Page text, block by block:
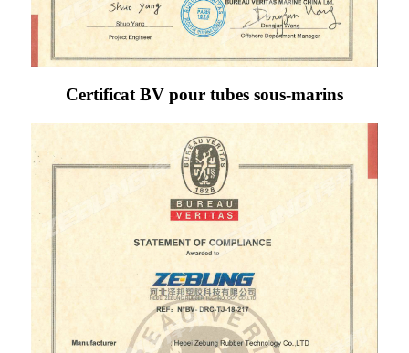
Certificat BV pour tubes sous-marins